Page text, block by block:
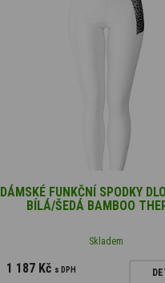
DÁMSKÉ FUNKČNÍ SPODKY
BÍLÁ/ŠEDÁ BAMBOO
Skladem
1 187 Kč s DPH